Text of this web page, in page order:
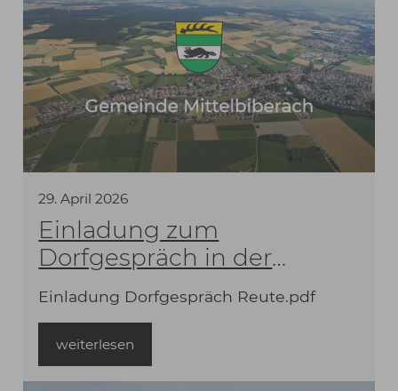
29.April 2026
Einladung zum
Dorfgespräch in der
Gemeinde Mittelbiberach -
Ortsteil Reute
Einladung Dorfgespräch Reute.pdf
weiterlesen